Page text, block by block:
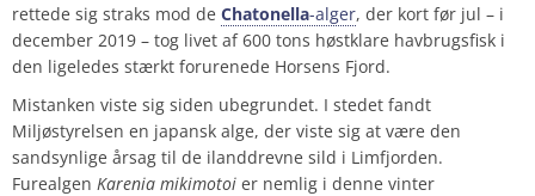
rettede sig straks mod de Chatonella-alger, der kort før jul – i
december 2019 – tog livet af 600 tons høstklare havbrugsfisk i
den ligeledes stærkt forurenede Horsens Fjord.
Mistanken viste sig siden ubegrundet. I stedet fandt
Miljøstyrelsen en japansk alge, der viste sig at være den
sandsynlige årsag til de ilanddrevne sild i Limfjorden.
Furealgen Karenia mikimotoi er nemlig i denne vinter